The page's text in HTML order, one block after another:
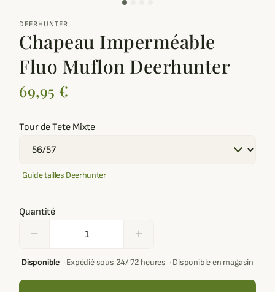
DEERHUNTER
Chapeau Imperméable
Fluo Muflon Deerhunter
69,95 €
Tour de Tete Mixte
Guide tailles Deerhunter
Quantité
remove add
Disponible·Expédié sous 24/ 72 heures ·Disponible en magasin